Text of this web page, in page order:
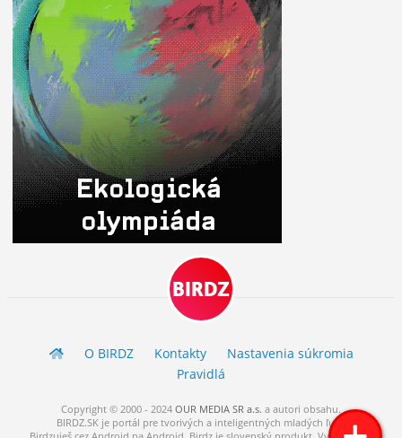
BIRDZ
O BIRDZ Kontakty
Nastavenia súkromia
Pravidlá
Copyright © 2000 - 2024 OUR MEDIA SR a.s. a autori obsahu.
BIRDZ.SK je portál pre tvorivých a inteligentných mladých ľudí.